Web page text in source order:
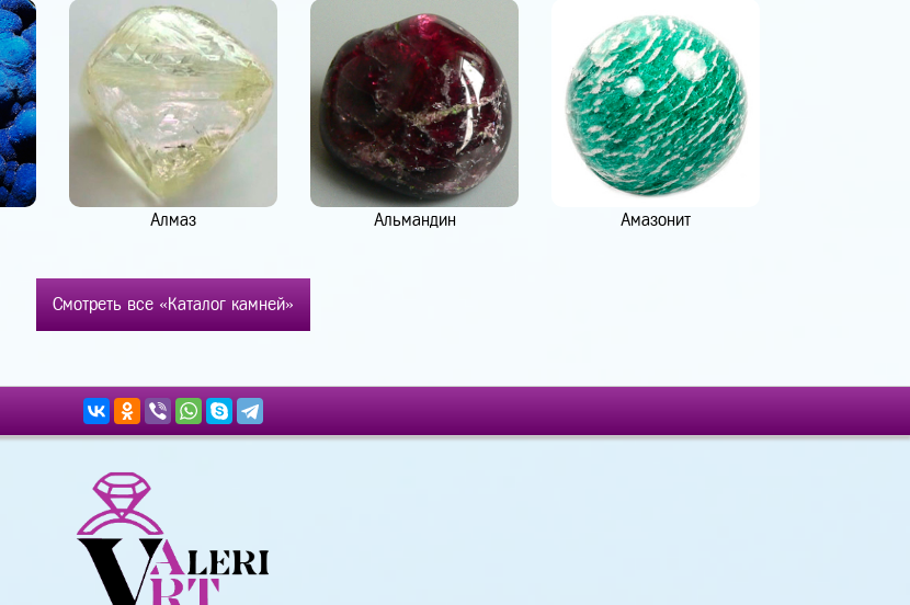
Алмаз Альмандин Амазонит
Смотреть все «Каталог камней»